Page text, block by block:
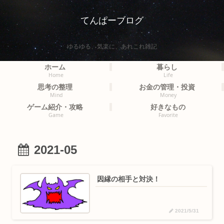
てんぱーブログ
ゆるゆる、気楽に、あれこれ雑記
ホーム
Home
暮らし
Life
思考の整理
Mind
お金の管理・投資
Money
ゲーム紹介・攻略
Game
好きなもの
Favorite
2021-05
因縁の相手と対決！
2021/5/31